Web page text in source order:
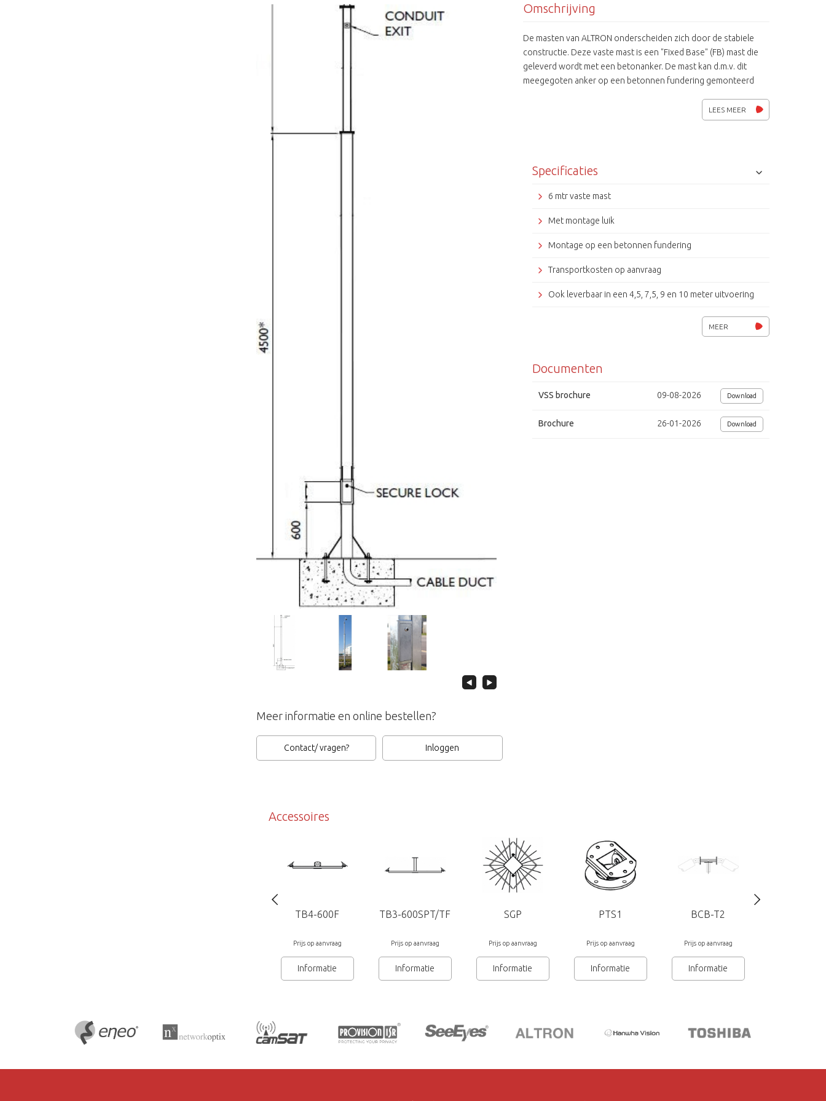
Meer informatie en online bestellen?
Contact/ vragen? Inloggen
Omschrijving
De masten van ALTRON onderscheiden zich door de stabiele
constructie. Deze vaste mast is een "Fixed Base" (FB) mast die
geleverd wordt met een betonanker. De mast kan d.m.v. dit
meegegoten anker op een betonnen fundering gemonteerd
camera's. De masten beschikken over een gegalvaniseerd
afwerkings laag voor langdurige bescherming in extreme
accessoires beschikbaar voor deze masten. Op aanvraag ook in
RVS verkrijgbaar.
LEES MEER
Specificaties
6 mtr vaste mast
Met montage luik
Montage op een betonnen fundering
Transportkosten op aanvraag
Ook leverbaar in een 4,5, 7,5, 9 en 10 meter uitvoering
MEER
Documenten
VSS brochure 09-08-2026 Download
Brochure 26-01-2026 Download
Accessoires
TB4-600F
Prijs op aanvraag
Informatie
TB3-600SPT/TF
Prijs op aanvraag
Informatie
SGP
Prijs op aanvraag
Informatie
PTS1
Prijs op aanvraag
Informatie
BCB-T2
Prijs op aanvraag
Informatie